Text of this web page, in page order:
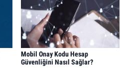
Mobil Onay Kodu Hesap
Güvenliğini Nasıl Sağlar?